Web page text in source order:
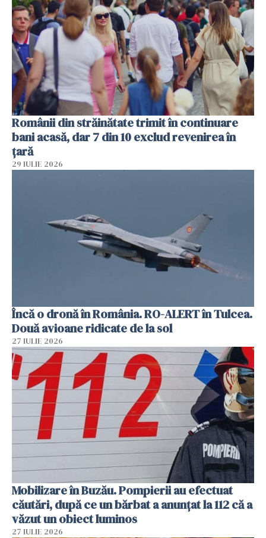
Românii din străinătate trimit în continuare
bani acasă, dar 7 din 10 exclud revenirea în
țară
29 IULIE 2026
Încă o dronă în România. RO-ALERT în Tulcea.
Două avioane ridicate de la sol
27 IULIE 2026
Mobilizare în Buzău. Pompierii au efectuat
căutări, după ce un bărbat a anunțat la 112 că a
văzut un obiect luminos
27 IULIE 2026